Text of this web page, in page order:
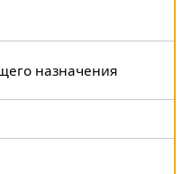
назначения